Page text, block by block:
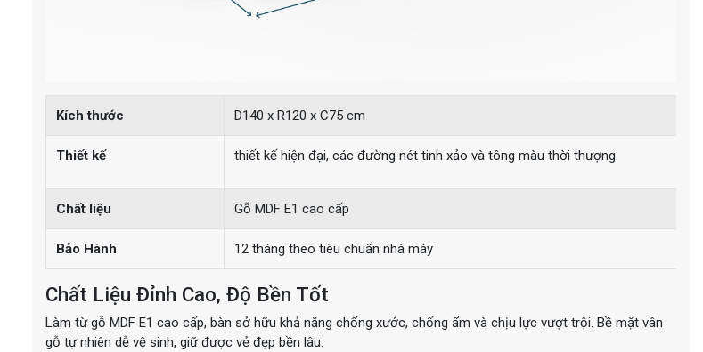
Kích thước D140 x R120 x C75 cm
Thiết kế thiết kế hiện đại, các đường nét tinh xảo và tông màu thời thượng
Chất liệu Gỗ MDF E1 cao cấp
Bảo Hành 12 tháng theo tiêu chuẩn nhà máy
Chất Liệu Đỉnh Cao, Độ Bền Tốt
Làm từ gỗ MDF E1 cao cấp, bàn sở hữu khả năng chống xước, chống ẩm và chịu lực vượt trội. Bề mặt vân
gỗ tự nhiên dễ vệ sinh, giữ được vẻ đẹp bền lâu.